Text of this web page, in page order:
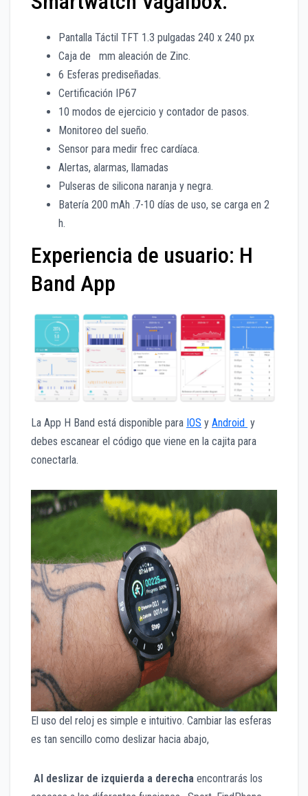
Pantalla Táctil TFT 1.3 pulgadas 240 x 240 px
Caja de mm aleación de Zinc.
6 Esferas prediseñadas.
Certificación IP67
10 modos de ejercicio y contador de pasos.
Monitoreo del sueño.
Sensor para medir frec cardíaca.
Alertas, alarmas, llamadas
Pulseras de silicona naranja y negra.
Batería 200 mAh .7-10 días de uso, se carga en 2
h.
Experiencia de usuario: H
Band App
La App H Band está disponible para IOS y Android y
debes escanear el código que viene en la cajita para
conectarla.
El uso del reloj es simple e intuitivo. Cambiar las esferas
es tan sencillo como deslizar hacia abajo,
Al deslizar de izquierda a derecha encontrarás los